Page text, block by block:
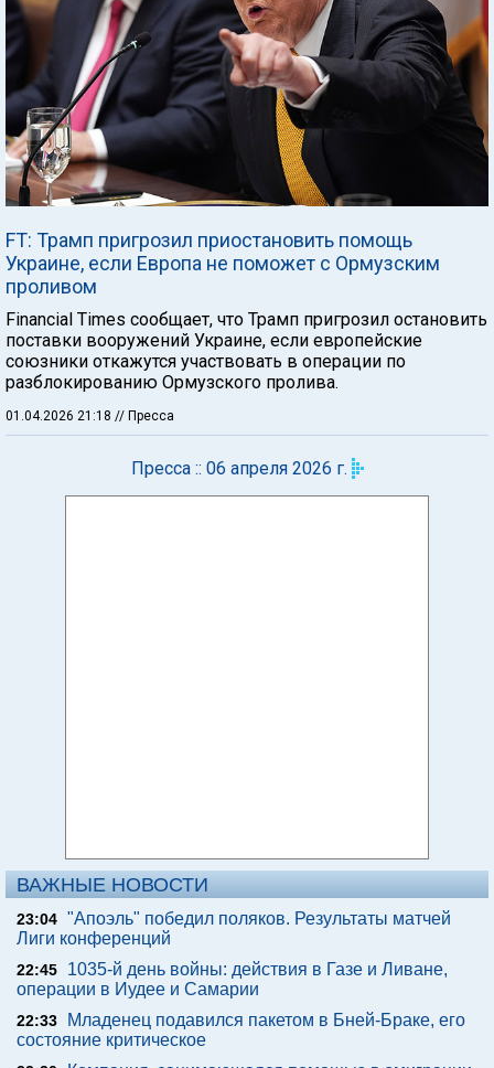
FT: Трамп пригрозил приостановить помощь
Украине, если Европа не поможет с Ормузским
проливом
Financial Times сообщает, что Трамп пригрозил остановить
поставки вооружений Украине, если европейские
союзники откажутся участвовать в операции по
разблокированию Ормузского пролива.
01.04.2026 21:18 // Пресса
Пресса :: 06 апреля 2026 г.
ВАЖНЫЕ НОВОСТИ
23:04 "Апоэль" победил поляков. Результаты матчей
Лиги конференций
22:45
1035-й день войны: действия в Газе и Ливане,
операции в Иудее и Самарии
22:33
Младенец подавился пакетом в Бней-Браке, его
состояние критическое